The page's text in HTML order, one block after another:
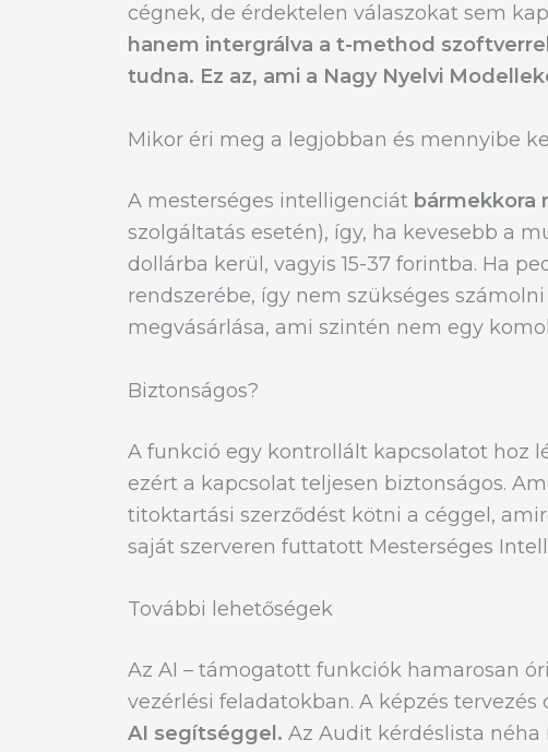
cégnek, de érdektelen válaszokat sem
hanem intergrálva a t-method
tudna. Ez az, ami a Nagy Nyelvi
Mikor éri meg a legjobban és mennyibe
A mesterséges intelligenciát bármekkora
szolgáltatás esetén), így, ha kevesebb a
dollárba kerül, vagyis 15-37 forintba. Ha
rendszerébe, így nem szükséges
megvásárlása, ami szintén nem egy
Biztonságos?
A funkció egy kontrollált kapcsolatot hoz
ezért a kapcsolat teljesen biztonságos.
titoktartási szerződést kötni a céggel,
saját szerveren futtatott Mesterséges
További lehetőségek
Az AI – támogatott funkciók hamarosan
vezérlési feladatokban. A képzés
AI segítséggel. Az Audit kérdéslista